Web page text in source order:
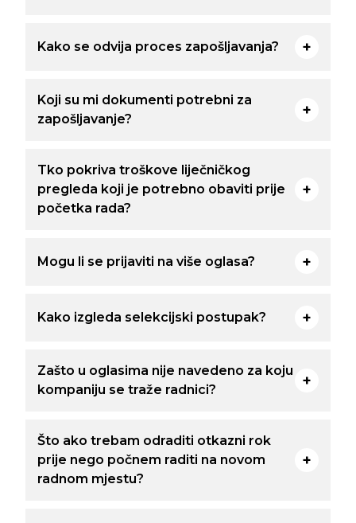
Kako se odvija proces zapošljavanja?
Koji su mi dokumenti potrebni za
zapošljavanje?
Tko pokriva troškove liječničkog
pregleda koji je potrebno obaviti prije
početka rada?
Mogu li se prijaviti na više oglasa?
Kako izgleda selekcijski postupak?
Zašto u oglasima nije navedeno za koju
kompaniju se traže radnici?
Što ako trebam odraditi otkazni rok
prije nego počnem raditi na novom
radnom mjestu?